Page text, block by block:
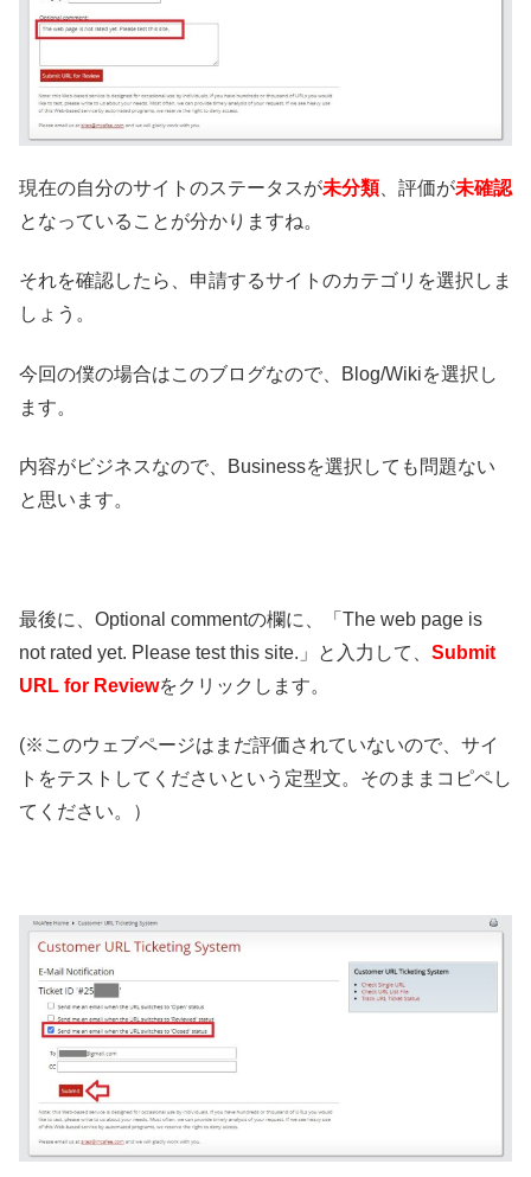
現在の自分のサイトのステータスが未分類、評価が未確認
となっていることが分かりますね。
それを確認したら、申請するサイトのカテゴリを選択しま
しょう。
今回の僕の場合はこのブログなので、Blog/Wikiを選択し
ます。
内容がビジネスなので、Businessを選択しても問題ない
と思います。
最後に、Optional commentの欄に、「The web page is
not rated yet. Please test this site.」と入力して、 Submit
URL for Reviewをクリックします。
(※このウェブページはまだ評価されていないので、サイ
トをテストしてくださいという定型文。そのままコピペし
てください。）